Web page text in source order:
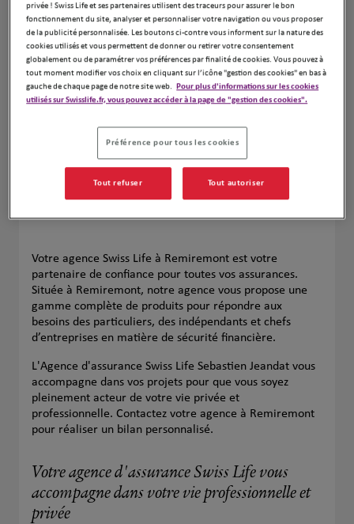
Leaflet| Map ©2026HERE
Naviguer Itinéraire
Votre agence Swiss Life à Remiremont est votre
partenaire de confiance pour toutes vos assurances.
Située à Remiremont, notre agence vous propose une
gamme complète de produits pour répondre aux
besoins des particuliers, des indépendants et chefs
d’entreprises en matière de sécurité financière.
L'Agence d'assurance Swiss Life Sebastien Jeandat vous
accompagne dans vos projets pour que vous soyez
pleinement acteur de votre vie privée et
professionnelle. Contactez votre agence à Remiremont
pour réaliser un bilan personnalisé.
Votre agence d'assurance Swiss Life vous
accompagne dans votre vie professionnelle et
privée
privée ! Swiss Life et ses partenaires utilisent des traceurs pour assurer le bon
fonctionnement du site, analyser et personnaliser votre navigation ou vous proposer
de la publicité personnalisée. Les boutons ci-contre vous informent sur la nature des
cookies utilisés et vous permettent de donner ou retirer votre consentement
globalement ou de paramétrer vos préférences par finalité de cookies. Vous pouvez à
tout moment modifier vos choix en cliquant sur l’icône "gestion des cookies" en bas à
gauche de chaque page de notre site web. Pour plus d'informations sur les cookies
utilisés sur Swisslife.fr, vous pouvez accéder à la page de "gestion des cookies".
Préférence pour tous les cookies
Tout refuser Tout autoriser